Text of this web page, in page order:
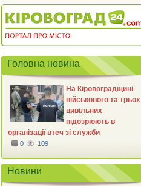
Головна новина
На Кіровоградщині
військового та трьох
цивільних
підозрюють в
організації втеч зі служби
0 109
Новини